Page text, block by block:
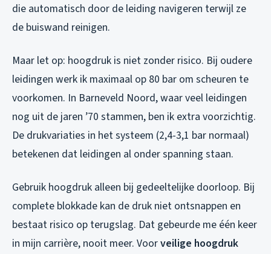
die automatisch door de leiding navigeren terwijl ze
de buiswand reinigen.
Maar let op: hoogdruk is niet zonder risico. Bij oudere
leidingen werk ik maximaal op 80 bar om scheuren te
voorkomen. In Barneveld Noord, waar veel leidingen
nog uit de jaren ’70 stammen, ben ik extra voorzichtig.
De drukvariaties in het systeem (2,4-3,1 bar normaal)
betekenen dat leidingen al onder spanning staan.
Gebruik hoogdruk alleen bij gedeeltelijke doorloop. Bij
complete blokkade kan de druk niet ontsnappen en
bestaat risico op terugslag. Dat gebeurde me één keer
in mijn carrière, nooit meer. Voorveilige hoogdruk